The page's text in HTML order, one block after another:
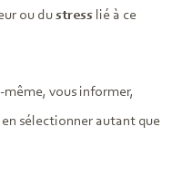
ou dustress lié à ce
même, vous informer,
sélectionner autant que